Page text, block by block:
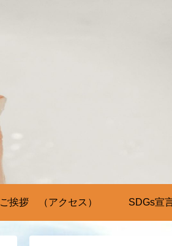
ご挨拶 （アクセス） SDGs宣